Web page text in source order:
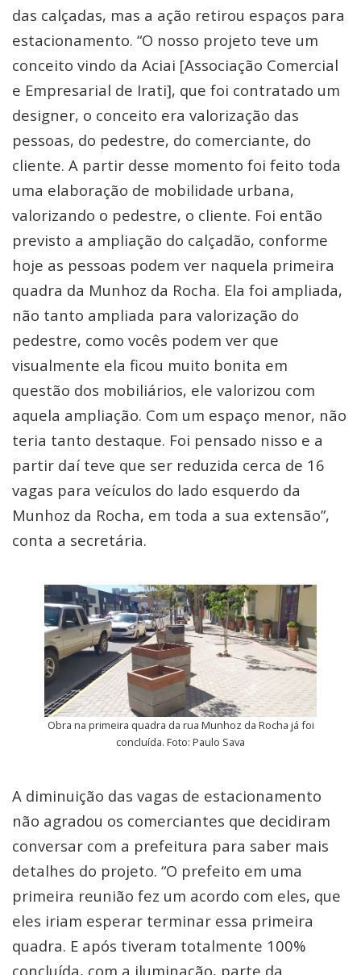
das calçadas, mas a ação retirou espaços para
estacionamento. “O nosso projeto teve um
conceito vindo da Aciai [Associação Comercial
e Empresarial de Irati], que foi contratado um
designer, o conceito era valorização das
pessoas, do pedestre, do comerciante, do
cliente. A partir desse momento foi feito toda
uma elaboração de mobilidade urbana,
valorizando o pedestre, o cliente. Foi então
previsto a ampliação do calçadão, conforme
hoje as pessoas podem ver naquela primeira
quadra da Munhoz da Rocha. Ela foi ampliada,
não tanto ampliada para valorização do
pedestre, como vocês podem ver que
visualmente ela ficou muito bonita em
questão dos mobiliários, ele valorizou com
aquela ampliação. Com um espaço menor, não
teria tanto destaque. Foi pensado nisso e a
partir daí teve que ser reduzida cerca de 16
vagas para veículos do lado esquerdo da
Munhoz da Rocha, em toda a sua extensão”,
conta a secretária.
Obra na primeira quadra da rua Munhoz da Rocha já foi
concluída. Foto: Paulo Sava
A diminuição das vagas de estacionamento
não agradou os comerciantes que decidiram
conversar com a prefeitura para saber mais
detalhes do projeto. “O prefeito em uma
primeira reunião fez um acordo com eles, que
eles iriam esperar terminar essa primeira
quadra. E após tiveram totalmente 100%
concluída, com a iluminação, parte da